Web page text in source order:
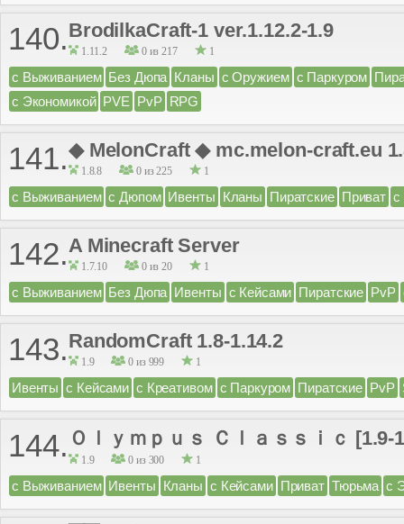
140.BrodilkaCraft-1 ver.1.12.2-1.9
1.11.2 0 из 217 1
с Выживанием Без Дюпа Кланы с Оружием с Паркуром
с Экономикой PVE PvP RPG
141.◆ MelonCraft ◆ mc.melon-craft.eu
1.8.8 0 из 225 1
с Выживанием с Дюпом Ивенты Кланы Пиратские Приват с
142.A Minecraft Server
1.7.10 0 из 20 1
с Выживанием Без Дюпа Ивенты с Кейсами Пиратские PvP
143.RandomCraft 1.8-1.14.2
1.9 0 из 999 1
Ивенты с Кейсами с Креативом с Паркуром Пиратские PvP
144. Ｏｌｙｍｐｕｓ Ｃｌａｓｓｉｃ [1.9-
1.9 0 из 300 1
с Выживанием Ивенты Кланы с Кейсами Приват Тюрьма с